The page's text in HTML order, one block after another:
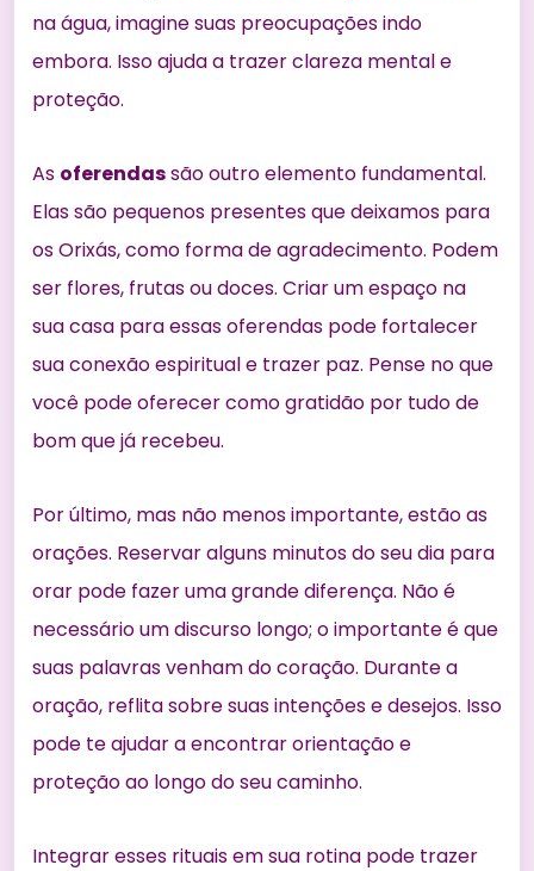
na água, imagine suas preocupações indo
embora. Isso ajuda a trazer clareza mental e
proteção.
As oferendassão outro elemento fundamental.
Elas são pequenos presentes que deixamos para
os Orixás, como forma de agradecimento. Podem
ser flores, frutas ou doces. Criar um espaço na
sua casa para essas oferendas pode fortalecer
sua conexão espiritual e trazer paz. Pense no que
você pode oferecer como gratidão por tudo de
bom que já recebeu.
Por último, mas não menos importante, estão as
orações. Reservar alguns minutos do seu dia para
orar pode fazer uma grande diferença. Não é
necessário um discurso longo; o importante é que
suas palavras venham do coração. Durante a
oração, reflita sobre suas intenções e desejos. Isso
pode te ajudar a encontrar orientação e
proteção ao longo do seu caminho.
Integrar esses rituais em sua rotina pode trazer